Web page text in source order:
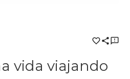
vida viajando